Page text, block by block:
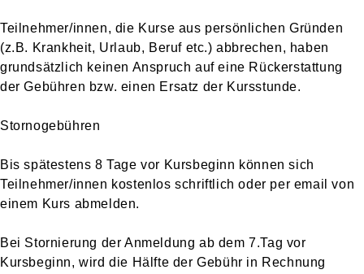
Teilnehmer/innen, die Kurse aus persönlichen Gründen
(z.B. Krankheit, Urlaub, Beruf etc.) abbrechen, haben
grundsätzlich keinen Anspruch auf eine Rückerstattung
der Gebühren bzw. einen Ersatz der Kursstunde.
Stornogebühren
Bis spätestens 8 Tage vor Kursbeginn können sich
Teilnehmer/innen kostenlos schriftlich oder per email von
einem Kurs abmelden.
Bei Stornierung der Anmeldung ab dem 7.Tag vor
Kursbeginn, wird die Hälfte der Gebühr in Rechnung